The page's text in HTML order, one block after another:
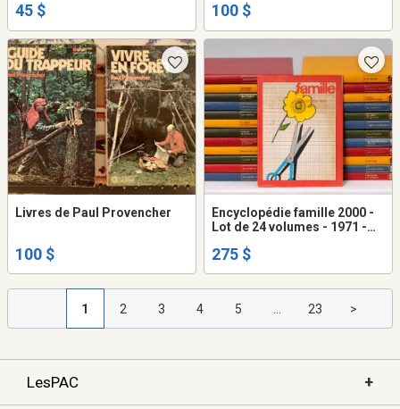
45 $ 100 $
Livres de Paul Provencher
100 $
Encyclopédie famille 2000 -
Lot de 24 volumes - 1971 -
set of 24 volumes
275 $
1 2 3 4 5 23 >
LesPAC +